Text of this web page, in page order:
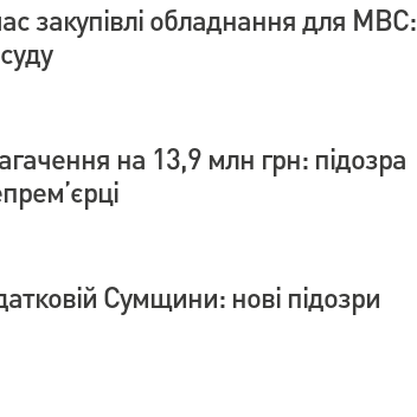
закупівлі обладнання для МВС:
на 13,9 млн грн: підозра
Сумщини: нові підозри